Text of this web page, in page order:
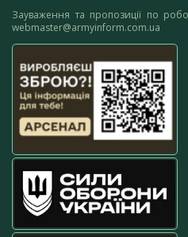
Зауваження та пропозиції по
webmaster@armyinform.com.ua